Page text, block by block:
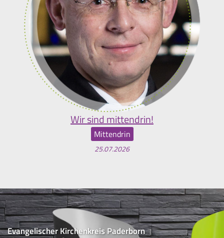
Wir sind mittendrin!
Mittendrin
25.07.2026
Evangelischer Kirchenkreis Paderborn